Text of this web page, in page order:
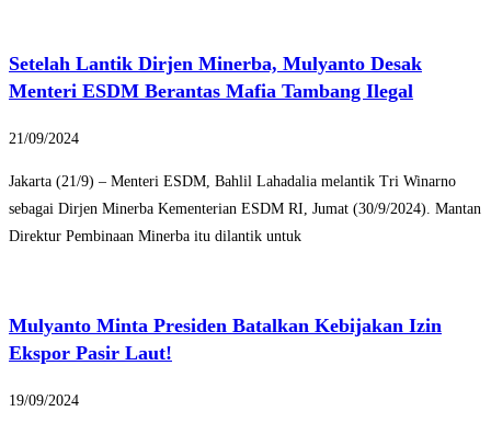
Setelah Lantik Dirjen Minerba, Mulyanto Desak
Menteri ESDM Berantas Mafia Tambang Ilegal
21/09/2024
Jakarta (21/9) – Menteri ESDM, Bahlil Lahadalia melantik Tri Winarno
sebagai Dirjen Minerba Kementerian ESDM RI, Jumat (30/9/2024). Mantan
Direktur Pembinaan Minerba itu dilantik untuk
Mulyanto Minta Presiden Batalkan Kebijakan Izin
Ekspor Pasir Laut!
19/09/2024